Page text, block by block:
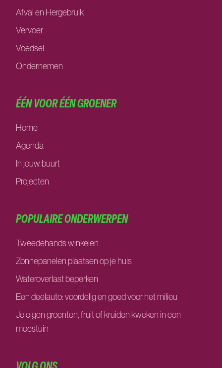
Afval en Hergebruik
Vervoer
Voedsel
Ondernemen
ÉÉN VOOR ÉÉN GROENER
Home
Agenda
In jouw buurt
Projecten
POPULAIRE ONDERWERPEN
Tweedehands winkelen
Zonnepanelen plaatsen op je huis
Wateroverlast beperken
Een deelauto: voordelig en goed voor het milieu
Je eigen groenten, fruit of kruiden kweken in een
moestuin